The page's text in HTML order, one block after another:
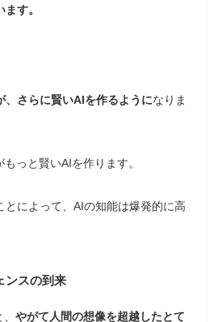
す。
、さらに賢いAIを作るようになりま
っと賢いAIを作ります。
とによって、AIの知能は爆発的に高
ンスの到来
、やがて人間の想像を超越したとて